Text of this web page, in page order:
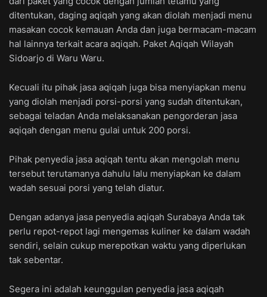
ditentukan, daging aqiqah yang akan diolah menjadi menu
masakan cocok kemauan Anda dan juga bermacam-macam
hal lainnya terkait acara aqiqah. Paket Aqiqah Wilayah
Sidoarjo di Waru Waru.
Kecuali itu pihak jasa aqiqah juga bisa menyiapkan menu
yang diolah menjadi porsi-porsi yang sudah ditentukan,
sebagai teladan Anda melaksanakan pengorderan jasa
aqiqah dengan menu gulai untuk 200 porsi.
Pihak penyedia jasa aqiqah tentu akan mengolah menu
tersebut terutamanya dahulu lalu menyiapkan ke dalam
wadah sesuai porsi yang telah diatur.
Dengan adanya jasa penyedia aqiqah Surabaya Anda tak
perlu repot-repot lagi mengemas kuliner ke dalam wadah
sendiri, selain cukup merepotkan waktu yang diperlukan
tak sebentar.
Segera ini adalah keunggulan penyedia jasa aqiqah